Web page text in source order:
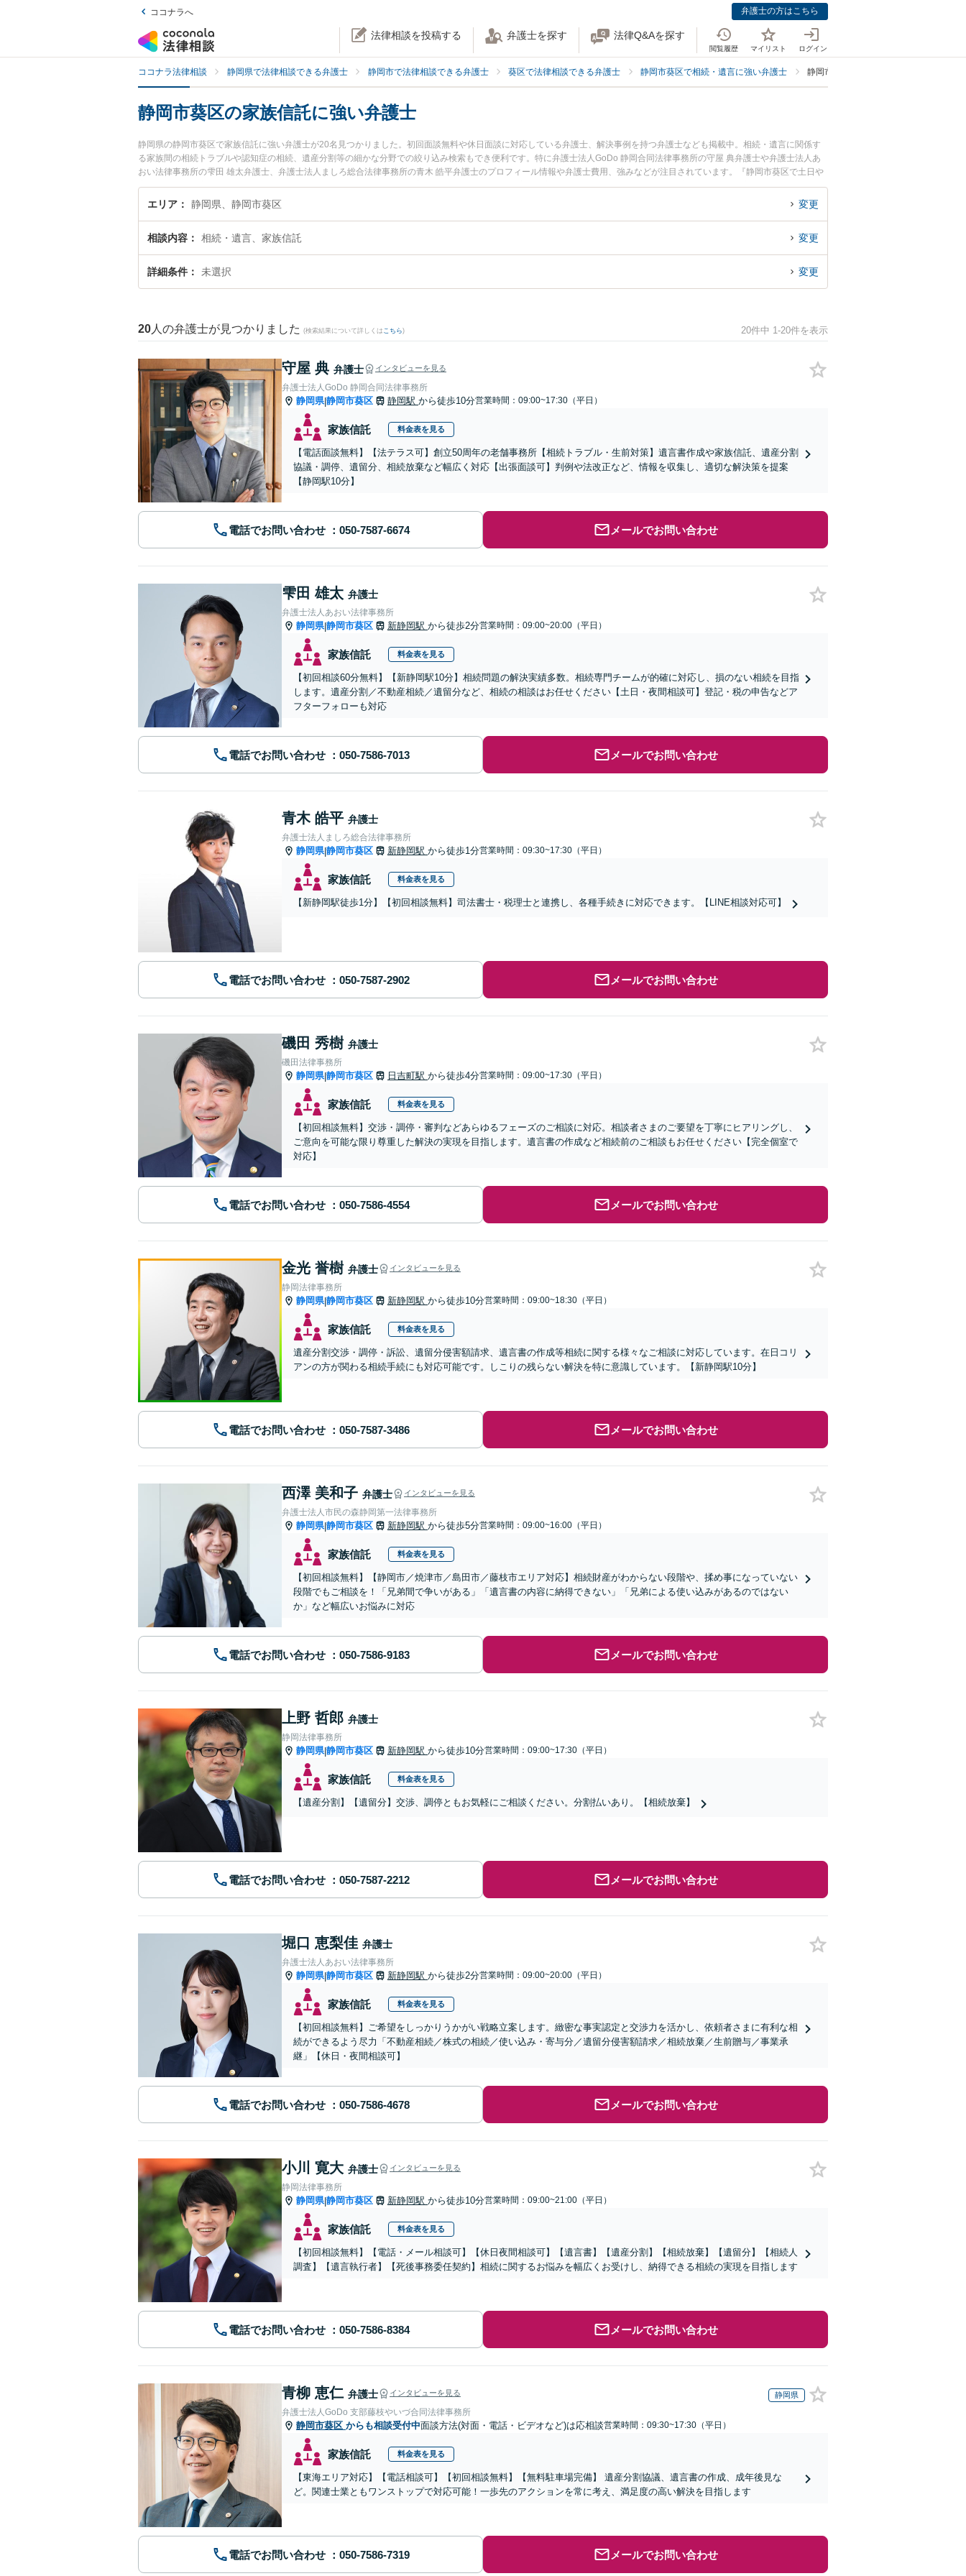
ココナラへ 弁護士の方はこちら
法律相談を投稿する 弁護士を探す 法律Q&Aを探す
閲覧履歴 マイリスト ログイン
ココナラ法律相談 静岡県で法律相談できる弁護士 静岡市で法律相談できる弁護士 葵区で法律相談できる弁護士 静岡市葵区で相続・遺言に強い弁護士 静岡市葵区で家族信託に強い弁護士
静岡市葵区の家族信託に強い弁護士
静岡県の静岡市葵区で家族信託に強い弁護士が20名見つかりました。初回面談無料や休日面談に対応している弁護士、解決事例を持つ弁護士なども掲載中。相続・遺言に関係す
る家族間の相続トラブルや認知症の相続、遺産分割等の細かな分野での絞り込み検索もでき便利です。特に弁護士法人GoDo 静岡合同法律事務所の守屋 典弁護士や弁護士法人あ
おい法律事務所の雫田 雄太弁護士、弁護士法人ましろ総合法律事務所の青木 皓平弁護士のプロフィール情報や弁護士費用、強みなどが注目されています。『静岡市葵区で土日や
夜間に発生した家族信託のトラブルを今すぐに弁護士に相談したい』『家族信託のトラブル解決の実績豊富な近くの弁護士を検索したい』『初回相談無料で家族信託を法律相談で
きる静岡市葵区内の弁護士に相談予約したい』などでお困りの相談者さんにおすすめです。
エリア 静岡県、静岡市葵区 変更
相談内容 相続・遺言、家族信託 変更
詳細条件 未選択 変更
20 人の弁護士が見つかりました (検索結果について詳しくは こちら) 20件中 1-20件を表示
守屋 典 弁護士 インタビューを見る
弁護士法人GoDo 静岡合同法律事務所
静岡県|静岡市葵区 静岡駅 から徒歩10分営業時間：09:00~17:30（平日）
家族信託 料金表を見る
【電話面談無料】【法テラス可】創立50周年の老舗事務所【相続トラブル・生前対策】遺言書作成や家族信託、遺産分割
協議・調停、遺留分、相続放棄など幅広く対応【出張面談可】判例や法改正など、情報を収集し、適切な解決策を提案
【静岡駅10分】
電話でお問い合わせ メールでお問い合わせ
雫田 雄太 弁護士
弁護士法人あおい法律事務所
静岡県|静岡市葵区 新静岡駅 から徒歩2分営業時間：09:00~20:00（平日）
家族信託 料金表を見る
【初回相談60分無料】【新静岡駅10分】相続問題の解決実績多数。相続専門チームが的確に対応し、損のない相続を目指
します。遺産分割／不動産相続／遺留分など、相続の相談はお任せください【土日・夜間相談可】登記・税の申告などア
フターフォローも対応
電話でお問い合わせ メールでお問い合わせ
青木 皓平 弁護士
弁護士法人ましろ総合法律事務所
静岡県|静岡市葵区 新静岡駅 から徒歩1分営業時間：09:30~17:30（平日）
家族信託 料金表を見る
【新静岡駅徒歩1分】【初回相談無料】司法書士・税理士と連携し、各種手続きに対応できます。【LINE相談対応可】
電話でお問い合わせ メールでお問い合わせ
磯田 秀樹 弁護士
磯田法律事務所
静岡県|静岡市葵区 日吉町駅 から徒歩4分営業時間：09:00~17:30（平日）
家族信託 料金表を見る
【初回相談無料】交渉・調停・審判などあらゆるフェーズのご相談に対応。相談者さまのご要望を丁寧にヒアリングし、
ご意向を可能な限り尊重した解決の実現を目指します。遺言書の作成など相続前のご相談もお任せください【完全個室で
対応】
電話でお問い合わせ メールでお問い合わせ
金光 誉樹 弁護士 インタビューを見る
静岡法律事務所
静岡県|静岡市葵区 新静岡駅 から徒歩10分営業時間：09:00~18:30（平日）
家族信託 料金表を見る
遺産分割交渉・調停・訴訟、遺留分侵害額請求、遺言書の作成等相続に関する様々なご相談に対応しています。在日コリ
アンの方が関わる相続手続にも対応可能です。しこりの残らない解決を特に意識しています。【新静岡駅10分】
電話でお問い合わせ メールでお問い合わせ
西澤 美和子 弁護士 インタビューを見る
弁護士法人市民の森静岡第一法律事務所
静岡県|静岡市葵区 新静岡駅 から徒歩5分営業時間：09:00~16:00（平日）
家族信託 料金表を見る
【初回相談無料】【静岡市／焼津市／島田市／藤枝市エリア対応】相続財産がわからない段階や、揉め事になっていない
段階でもご相談を！「兄弟間で争いがある」「遺言書の内容に納得できない」「兄弟による使い込みがあるのではない
か」など幅広いお悩みに対応
電話でお問い合わせ メールでお問い合わせ
上野 哲郎 弁護士
静岡法律事務所
静岡県|静岡市葵区 新静岡駅 から徒歩10分営業時間：09:00~17:30（平日）
家族信託 料金表を見る
【遺産分割】【遺留分】交渉、調停ともお気軽にご相談ください。分割払いあり。【相続放棄】
電話でお問い合わせ メールでお問い合わせ
堀口 恵梨佳 弁護士
弁護士法人あおい法律事務所
静岡県|静岡市葵区 新静岡駅 から徒歩2分営業時間：09:00~20:00（平日）
家族信託 料金表を見る
【初回相談無料】ご希望をしっかりうかがい戦略立案します。緻密な事実認定と交渉力を活かし、依頼者さまに有利な相
続ができるよう尽力「不動産相続／株式の相続／使い込み・寄与分／遺留分侵害額請求／相続放棄／生前贈与／事業承
継」【休日・夜間相談可】
電話でお問い合わせ メールでお問い合わせ
小川 寛大 弁護士 インタビューを見る
静岡法律事務所
静岡県|静岡市葵区 新静岡駅 から徒歩10分営業時間：09:00~21:00（平日）
家族信託 料金表を見る
【初回相談無料】【電話・メール相談可】【休日夜間相談可】【遺言書】【遺産分割】【相続放棄】【遺留分】【相続人
調査】【遺言執行者】【死後事務委任契約】相続に関するお悩みを幅広くお受けし、納得できる相続の実現を目指します
電話でお問い合わせ メールでお問い合わせ
青柳 恵仁 弁護士 インタビューを見る 静岡県
弁護士法人GoDo 支部藤枝やいづ合同法律事務所
静岡市葵区 からも相談受付中面談方法(対面・電話・ビデオなど)は応相談営業時間：09:30~17:30（平日）
家族信託 料金表を見る
【東海エリア対応】【電話相談可】【初回相談無料】【無料駐車場完備】 遺産分割協議、遺言書の作成、成年後見な
ど。関連士業ともワンストップで対応可能！一歩先のアクションを常に考え、満足度の高い解決を目指します
電話でお問い合わせ メールでお問い合わせ